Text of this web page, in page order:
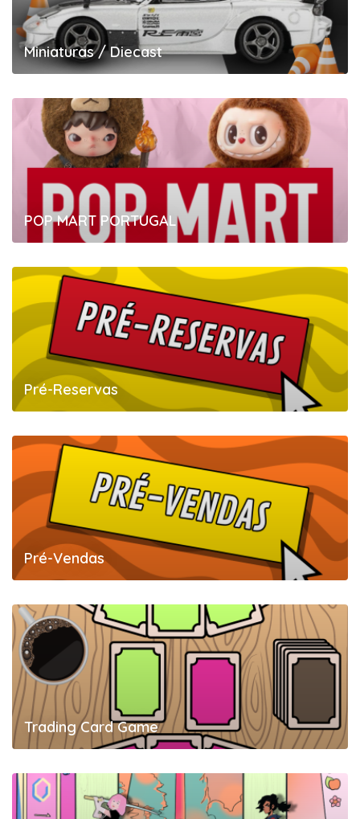
Miniaturas / Diecast
POP MART PORTUGAL
Pré-Reservas
Pré-Vendas
Trading Card Game